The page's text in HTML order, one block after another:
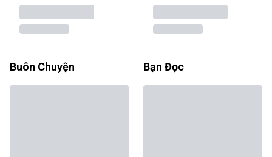
Buôn Chuyện Bạn Đọc